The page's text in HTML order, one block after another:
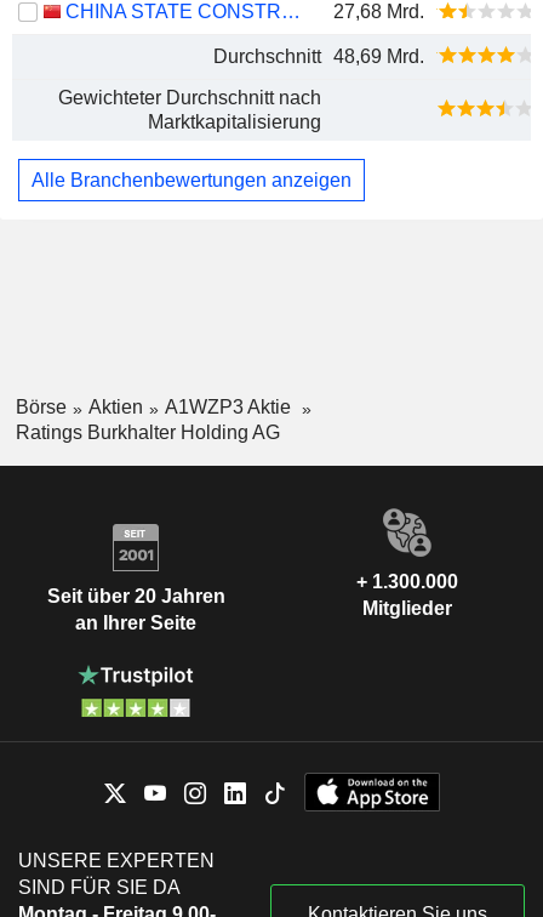
CHINA STATE CONSTRUCTION ENGINEERING CORPORATION LIMITED 27,68 Mrd.
Durchschnitt 48,69 Mrd.
Gewichteter Durchschnitt nach
Marktkapitalisierung
Alle Branchenbewertungen anzeigen
Börse Aktien
A1WZP3 Aktie
Ratings Burkhalter Holding AG
Seit über 20 Jahren
an Ihrer Seite
+ 1.300.000
Mitglieder
UNSERE EXPERTEN
SIND FÜR SIE DA